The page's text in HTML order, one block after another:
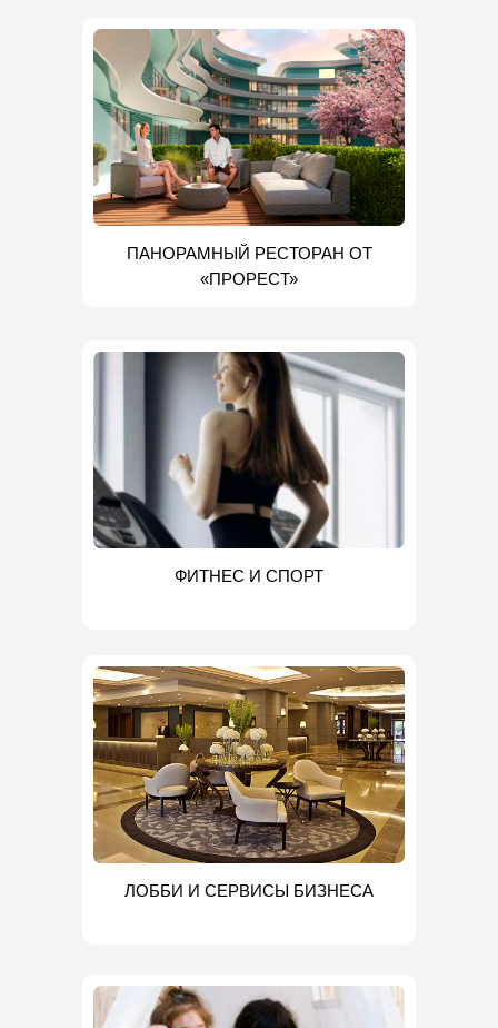
ПАНОРАМНЫЙ РЕСТОРАН ОТ
«ПРОРЕСТ»
ФИТНЕС И СПОРТ
ЛОББИ И СЕРВИСЫ БИЗНЕСА